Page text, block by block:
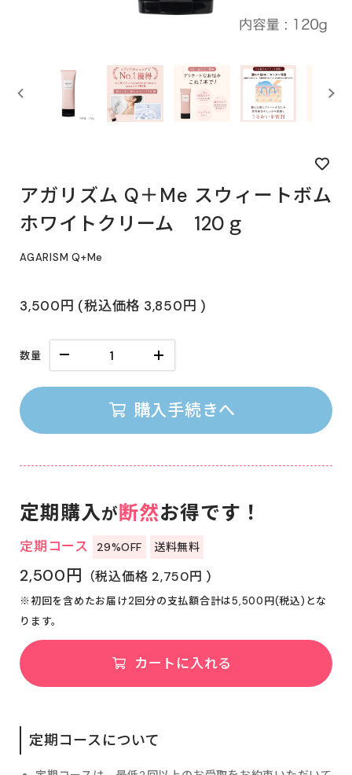
アガリズム Q＋Me スウィートボム
ホワイトクリーム 120ｇ
AGARISM Q+Me
3,500円 (税込価格 3,850円 )
数量
購入手続きへ
定期購入が 断然お得です！
定期コース 29%OFF 送料無料
2,500円 （税込価格 2,750円 )
※初回を含めたお届け2回分の支払額合計は5,500円(税込)とな
ります。
カートに入れる
定期コースについて